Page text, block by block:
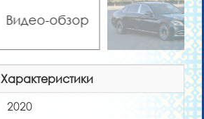
Видео-обзор
Характеристики
2020